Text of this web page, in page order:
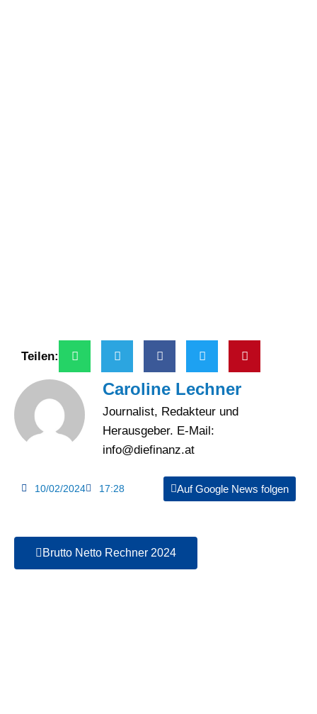
Teilen:
Caroline Lechner
Journalist, Redakteur und
Herausgeber. E-Mail:
info@diefinanz.at
10/02/2024 17:28 Auf Google News folgen
Brutto Netto Rechner 2024